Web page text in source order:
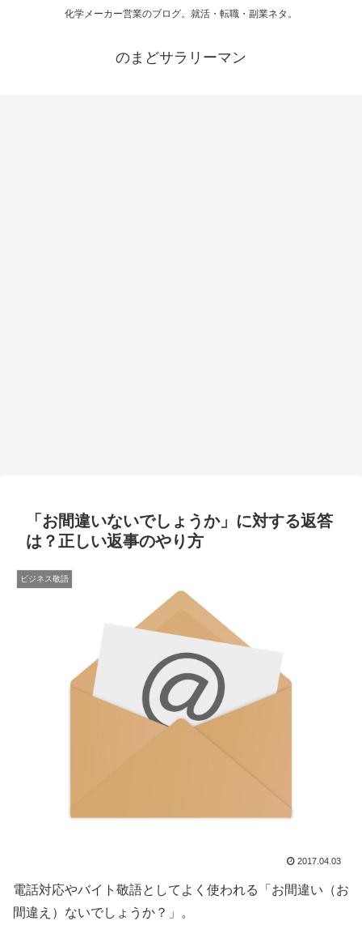
化学メーカー営業のブログ。就活・転職・副業ネタ。
のまどサラリーマン
「お間違いないでしょうか」に対する返答
は？正しい返事のやり方
ビジネス敬語
2017.04.03
電話対応やバイト敬語としてよく使われる「お間違い（お
間違え）ないでしょうか？」。